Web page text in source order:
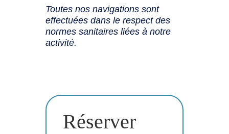
Toutes nos navigations sont
effectuées dans le respect des
normes sanitaires liées à notre
activité.
Réserver